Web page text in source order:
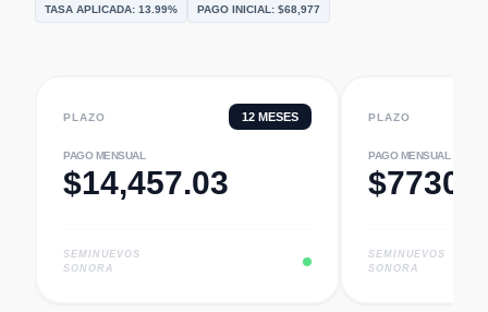
TASA APLICADA: 13.99% PAGO INICIAL: $68,977
PLAZO 12 MESES
PAGO MENSUAL
$14,457.03
SEMINUEVOS
SONORA
PLAZO
PAGO MENSUAL
$
SEMINUEVOS
SONORA